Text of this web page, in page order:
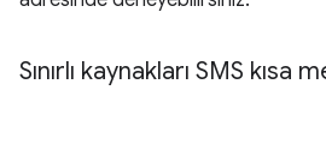
Sınırlı kaynakları SMS kısa